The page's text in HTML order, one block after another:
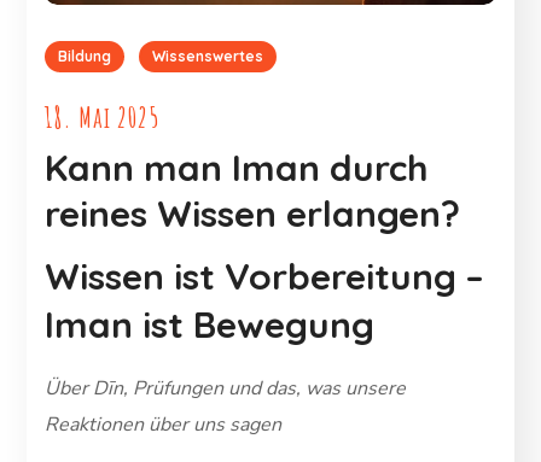
Bildung Wissenswertes
18. Mai 2025
Kann man Iman durch
reines Wissen erlangen?
Wissen ist Vorbereitung –
Iman ist Bewegung
Über Dīn, Prüfungen und das, was unsere
Reaktionen über uns sagen